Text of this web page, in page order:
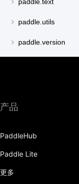
paddle.text
paddle.utils
paddle.version
产品
PaddleHub
Paddle Lite
更多